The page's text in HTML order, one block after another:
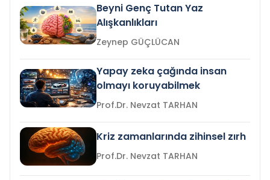
Beyni Genç Tutan Yaz
Alışkanlıkları
Zeynep GÜÇLÜCAN
Yapay zeka çağında insan
olmayı koruyabilmek
Prof.Dr. Nevzat TARHAN
Kriz zamanlarında zihinsel zırh
Prof.Dr. Nevzat TARHAN